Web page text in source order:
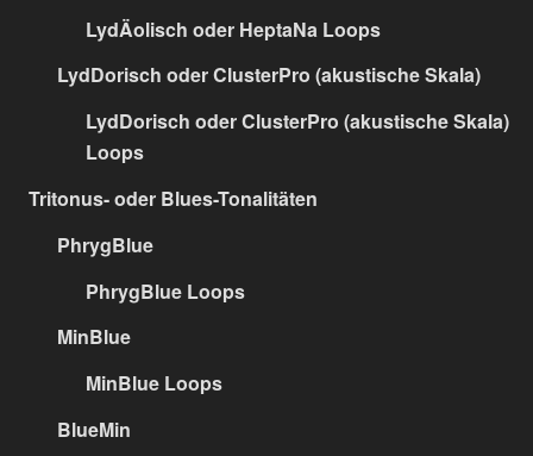
LydÄolisch oder HeptaNa Loops
LydDorisch oder ClusterPro (akustische Skala)
LydDorisch oder ClusterPro (akustische Skala)
Loops
Tritonus- oder Blues-Tonalitäten
PhrygBlue
PhrygBlue Loops
MinBlue
MinBlue Loops
BlueMin